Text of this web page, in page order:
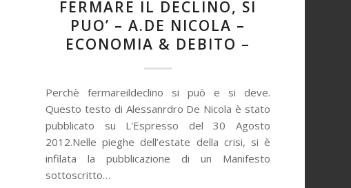
FERMARE IL DECLINO, SI
PUO’ – A.DE NICOLA –
ECONOMIA & DEBITO –
Perchè fermareildeclino si può e si deve.
Questo testo di Alessanrdro De Nicola è stato
pubblicato su L'Espresso del 30 Agosto
2012.Nelle pieghe dell’estate della crisi, si è
infilata la pubblicazione di un Manifesto
sottoscritto…